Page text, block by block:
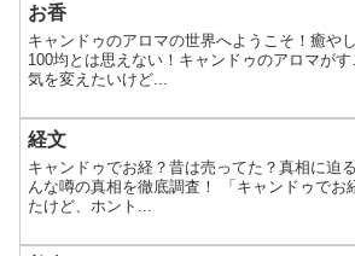
お香
キャンドゥのアロマの世界へようこそ！癒や
100均とは思えない！キャンドゥのアロマが
気を変えたいけど...
経文
キャンドゥでお経？昔は売ってた？真相に迫
んな噂の真相を徹底調査！ 「キャンドゥでお
たけど、ホント...